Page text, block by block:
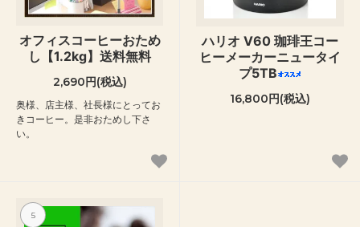
オフィスコーヒーおため
し【1.2kg】送料無料
2,690円(税込)
奥様、店主様、社長様にとってお
きコーヒー。是非おためし下さ
い。
ハリオ V60 珈琲王コー
ヒーメーカーニュータイ
プ5TB
16,800円(税込)
5